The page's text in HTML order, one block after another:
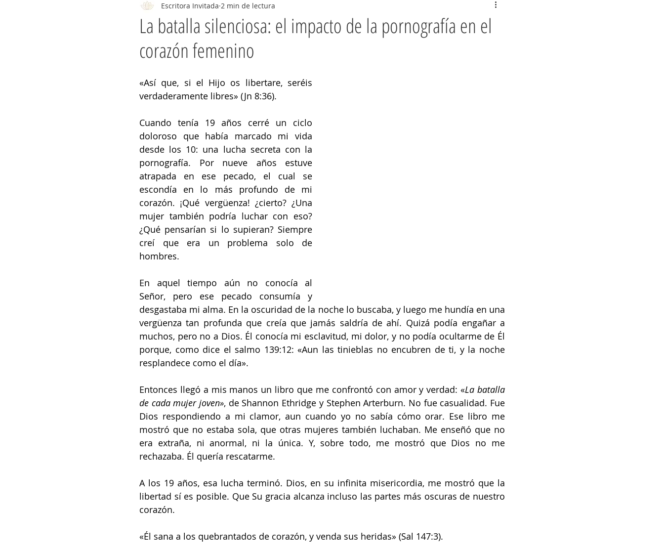
La batalla silenciosa: el impacto de la pornografía en el
corazón femenino
Escritora Invitada 2 min de lectura
«Así que, si el Hijo os libertare, seréis
verdaderamente libres» (Jn 8:36).
Cuando tenía 19 años cerré un ciclo
doloroso que había marcado mi vida
desde los 10: una lucha secreta con la
pornografía. Por nueve años estuve
atrapada en ese pecado, el cual se
escondía en lo más profundo de mi
corazón. ¡Qué vergüenza! ¿cierto? ¿Una
mujer también podría luchar con eso?
¿Qué pensarían si lo supieran? Siempre
creí que era un problema solo de
hombres.
En aquel tiempo aún no conocía al
Señor, pero ese pecado consumía y
desgastaba mi alma. En la oscuridad de la noche lo buscaba, y luego me hundía en una
vergüenza tan profunda que creía que jamás saldría de ahí. Quizá podía engañar a
muchos, pero no a Dios. Él conocía mi esclavitud, mi dolor, y no podía ocultarme de Él
porque, como dice el salmo 139:12: «Aun las tinieblas no encubren de ti, y la noche
resplandece como el día».
Entonces llegó a mis manos un libro que me confrontó con amor y verdad: «La batalla
de cada mujer joven», de Shannon Ethridge y Stephen Arterburn. No fue casualidad. Fue
Dios respondiendo a mi clamor, aun cuando yo no sabía cómo orar. Ese libro me
mostró que no estaba sola, que otras mujeres también luchaban. Me enseñó que no
era extraña, ni anormal, ni la única. Y, sobre todo, me mostró que Dios no me
rechazaba. Él quería rescatarme.
A los 19 años, esa lucha terminó. Dios, en su infinita misericordia, me mostró que la
libertad sí es posible. Que Su gracia alcanza incluso las partes más oscuras de nuestro
corazón.
«Él sana a los quebrantados de corazón, y venda sus heridas» (Sal 147:3).